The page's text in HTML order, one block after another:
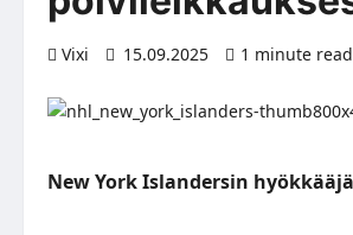
Vixi 15.09.2025 1 minute read
New York Islandersin